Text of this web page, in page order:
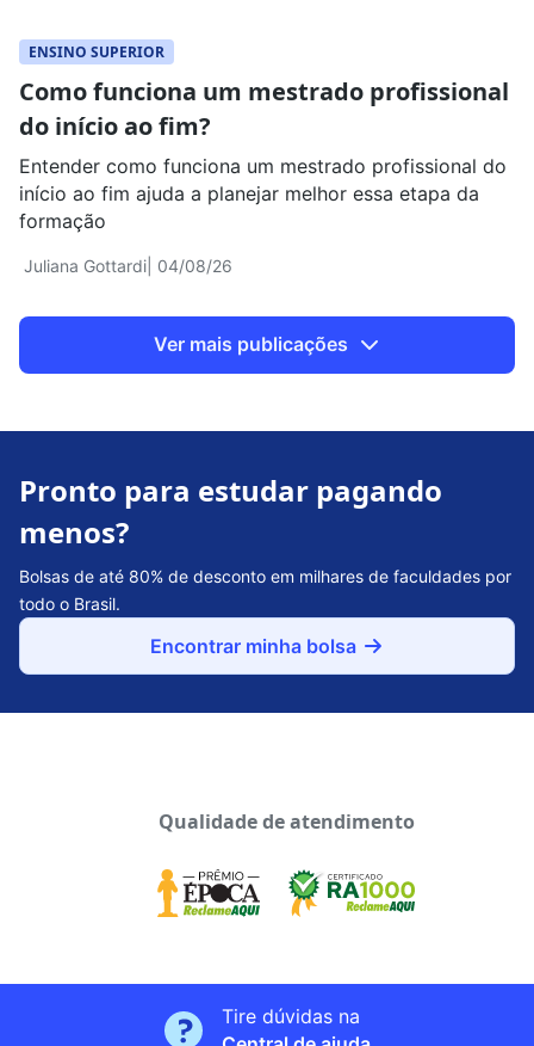
ENSINO SUPERIOR
Como funciona um mestrado profissional
do início ao fim?
Juliana Gottardi | 04/08/26
Entender como funciona um mestrado profissional do
início ao fim ajuda a planejar melhor essa etapa da
formação
Ver mais publicações
Pronto para estudar pagando
menos?
Bolsas de até 80% de desconto em milhares de faculdades por
todo o Brasil.
Encontrar minha bolsa
Qualidade de atendimento
Tire dúvidas na